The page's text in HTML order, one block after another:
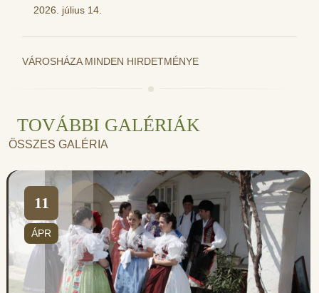
2026. július 14.
VÁROSHÁZA MINDEN HIRDETMÉNYE
TOVÁBBI GALÉRIÁK
ÖSSZES GALÉRIA
11
ÁPR